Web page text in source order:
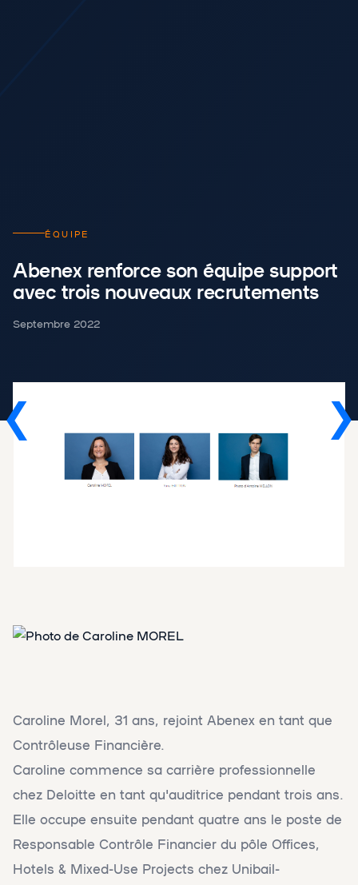
ÉQUIPE
Abenex renforce son équipe support
avec trois nouveaux recrutements
Septembre 2022
Caroline Morel, 31 ans, rejoint Abenex en tant que
Contrôleuse Financière.
Caroline commence sa carrière professionnelle
chez Deloitte en tant qu'auditrice pendant trois ans.
Elle occupe ensuite pendant quatre ans le poste de
Responsable Contrôle Financier du pôle Offices,
Hotels & Mixed-Use Projects chez Unibail-